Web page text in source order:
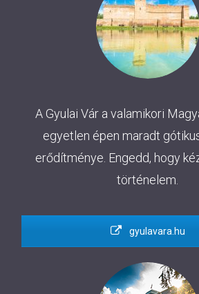
A Gyulai Vár a valamikori
egyetlen épen maradt
erődítménye. Engedd, hogy
történelem.
gyulavara.hu